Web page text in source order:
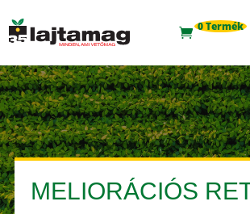
0 Termék
MELIORÁCIÓS